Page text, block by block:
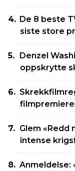
De 8 beste
siste store
Denzel
oppskrytte
Glem «Redd
intense
Anmeldelse: